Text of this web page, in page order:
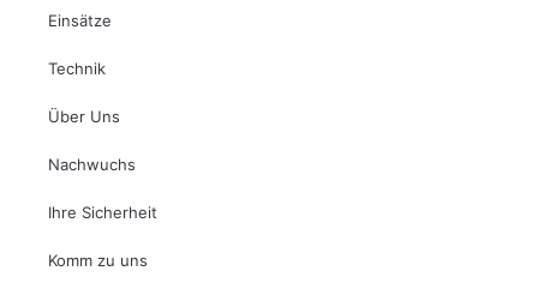
Einsätze
Technik
Über Uns
Nachwuchs
Ihre Sicherheit
Komm zu uns